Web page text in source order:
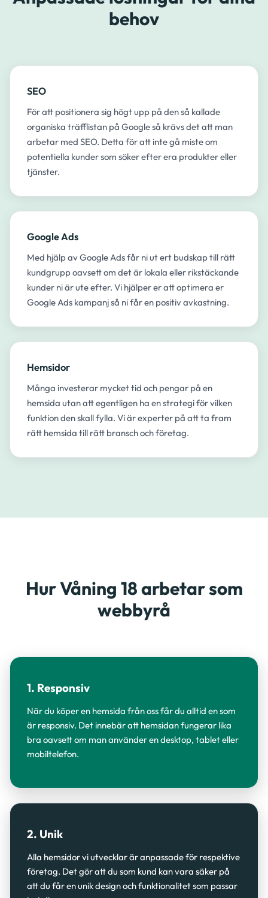
behov
SEO
För att positionera sig högt upp på den så kallade
organiska träfflistan på Google så krävs det att man
arbetar med SEO. Detta för att inte gå miste om
potentiella kunder som söker efter era produkter eller
tjänster.​
Google Ads
Med hjälp av Google Ads får ni ut ert budskap till rätt
kundgrupp oavsett om det är lokala eller rikstäckande
kunder ni är ute efter. Vi hjälper er att optimera er
Google Ads kampanj så ni får en positiv avkastning.
Hemsidor
Många investerar mycket tid och pengar på en
hemsida utan att egentligen ha en strategi för vilken
funktion den skall fylla. Vi är experter på att ta fram
rätt hemsida till rätt bransch och företag.
Hur Våning 18 arbetar som
webbyrå
1. Responsiv
När du köper en hemsida från oss får du alltid en som
är responsiv. Det innebär att hemsidan fungerar lika
bra oavsett om man använder en desktop, tablet eller
mobiltelefon.
2. Unik
Alla hemsidor vi utvecklar är anpassade för respektive
företag. Det gör att du som kund kan vara säker på
att du får en unik design och funktionalitet som passar